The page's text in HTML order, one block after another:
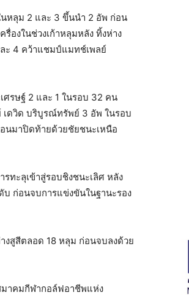
หลุม 2 และ 3 ขึ้นนำ 2 อัพ ก่อน
องในช่วงเก้าหลุมหลัง ทิ้งห่าง
ะ 4 คว้าแชมป์แมทช์เพลย์
รษฐ์ 2 และ 1 ในรอบ 32 คน
เดวิด บริบูรณ์ทรัพย์ 3 อัพ ในรอบ
นมาปิดท้ายด้วยชัยชนะเหนือ
ทะลุเข้าสู่รอบชิงชนะเลิศ หลัง
ก่อนจบการแข่งขันในฐานะรอง
สูสีตลอด 18 หลุม ก่อนจบลงด้วย
มาคมกีฬากอล์ฟอาชีพแห่ง